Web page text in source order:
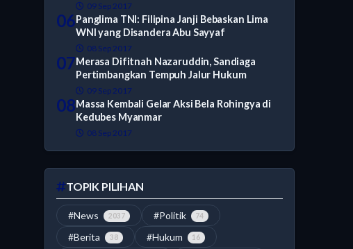
09 Sep 2017
06Panglima TNI: Filipina Janji Bebaskan Lima
WNI yang Disandera Abu Sayyaf
08 Sep 2017
07Merasa Difitnah Nazaruddin, Sandiaga
Pertimbangkan Tempuh Jalur Hukum
09 Sep 2017
08Massa Kembali Gelar Aksi Bela Rohingya di
Kedubes Myanmar
08 Sep 2017
TOPIK PILIHAN
#News 2037 #Politik 74
#Berita 38 #Hukum 16